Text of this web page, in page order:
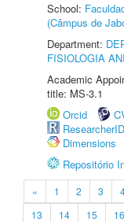
School:
(Câmpus de
Department:
FISIOLOGIA
Academic
title: MS-3.1
Orcid
ResearcherID
Dimensions
Repositório
« 1 2 3
13
14 15 16